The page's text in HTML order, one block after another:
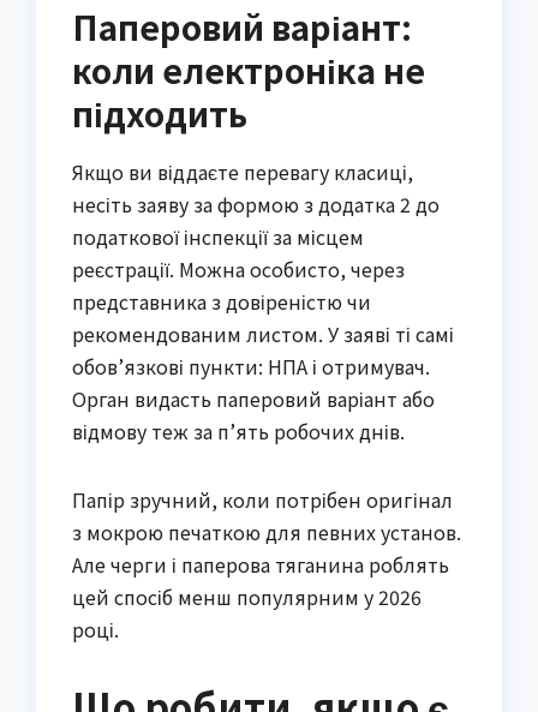
Паперовий варіант:
коли електроніка не
підходить
Якщо ви віддаєте перевагу класиці,
несіть заяву за формою з додатка 2 до
податкової інспекції за місцем
реєстрації. Можна особисто, через
представника з довіреністю чи
рекомендованим листом. У заяві ті самі
обов’язкові пункти: НПА і отримувач.
Орган видасть паперовий варіант або
відмову теж за п’ять робочих днів.
Папір зручний, коли потрібен оригінал
з мокрою печаткою для певних установ.
Але черги і паперова тяганина роблять
цей спосіб менш популярним у 2026
році.